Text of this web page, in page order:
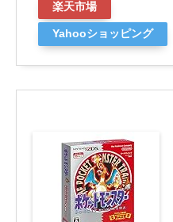
楽天市場
Yahooショッピング